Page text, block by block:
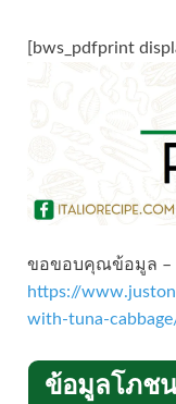
[bws_pdfprint
ขอขอบคุณข้อมูล –
https://
with-tuna-
ข้อมูลโภช